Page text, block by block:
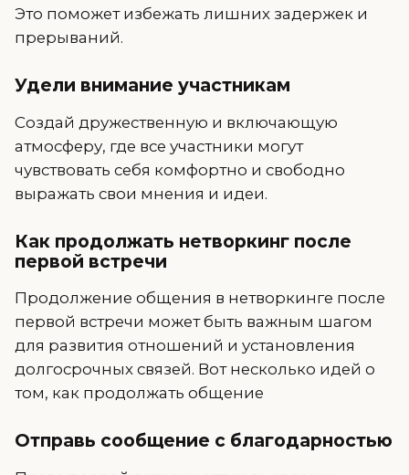
Это поможет избежать лишних задержек и
прерываний.
Удели внимание участникам
Создай дружественную и включающую
атмосферу, где все участники могут
чувствовать себя комфортно и свободно
выражать свои мнения и идеи.
Как продолжать нетворкинг после
первой встречи
Продолжение общения в нетворкинге после
первой встречи может быть важным шагом
для развития отношений и установления
долгосрочных связей. Вот несколько идей о
том, как продолжать общение
Отправь сообщение с благодарностью